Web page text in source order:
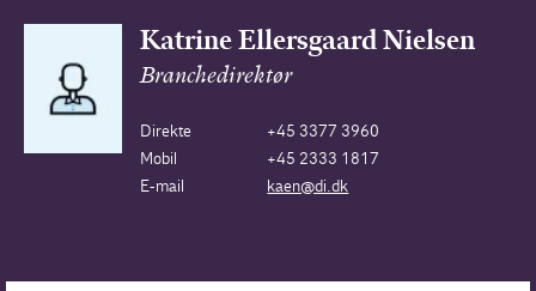
Katrine Ellersgaard Nielsen
Branchedirektør
Direkte
+45 3377 3960
Mobil
+45 2333 1817
E-mail
kaen@di.dk